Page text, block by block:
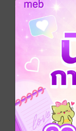
กรุณาเข้า